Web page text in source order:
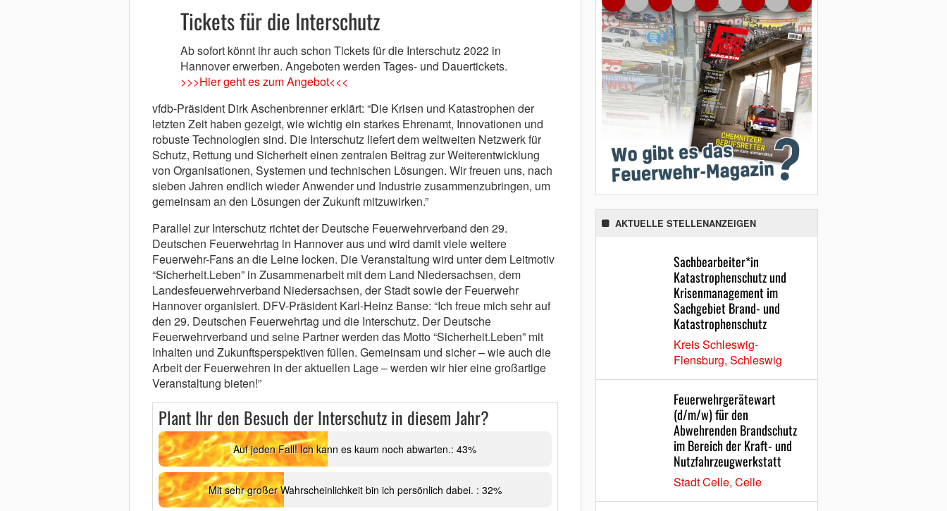
Tickets für die Interschutz
Ab sofort könnt ihr auch schon Tickets für die Interschutz 2022 in
Hannover erwerben. Angeboten werden Tages- und Dauertickets.
>>>Hier geht es zum Angebot<<<
vfdb-Präsident Dirk Aschenbrenner erklärt: “Die Krisen und Katastrophen der
letzten Zeit haben gezeigt, wie wichtig ein starkes Ehrenamt, Innovationen und
robuste Technologien sind. Die Interschutz liefert dem weltweiten Netzwerk für
Schutz, Rettung und Sicherheit einen zentralen Beitrag zur Weiterentwicklung
von Organisationen, Systemen und technischen Lösungen. Wir freuen uns, nach
sieben Jahren endlich wieder Anwender und Industrie zusammenzubringen, um
gemeinsam an den Lösungen der Zukunft mitzuwirken.”
Parallel zur Interschutz richtet der Deutsche Feuerwehrverband den 29.
Deutschen Feuerwehrtag in Hannover aus und wird damit viele weitere
Feuerwehr-Fans an die Leine locken. Die Veranstaltung wird unter dem Leitmotiv
“Sicherheit.Leben” in Zusammenarbeit mit dem Land Niedersachsen, dem
Landesfeuerwehrverband Niedersachsen, der Stadt sowie der Feuerwehr
Hannover organisiert. DFV-Präsident Karl-Heinz Banse: “Ich freue mich sehr auf
den 29. Deutschen Feuerwehrtag und die Interschutz. Der Deutsche
Feuerwehrverband und seine Partner werden das Motto “Sicherheit.Leben” mit
Inhalten und Zukunftsperspektiven füllen. Gemeinsam und sicher – wie auch die
Arbeit der Feuerwehren in der aktuellen Lage – werden wir hier eine großartige
Veranstaltung bieten!”
Plant Ihr den Besuch der Interschutz in diesem Jahr?
Auf jeden Fall! Ich kann es kaum noch abwarten.: 43%
Mit sehr großer Wahrscheinlichkeit bin ich persönlich dabei. : 32%
AKTUELLE STELLENANZEIGEN
Sachbearbeiter*in
Katastrophenschutz und
Krisenmanagement im
Sachgebiet Brand- und
Katastrophenschutz
Kreis Schleswig-
Flensburg, Schleswig
Feuerwehrgerätewart
(d/m/w) für den
Abwehrenden Brandschutz
im Bereich der Kraft- und
Nutzfahrzeugwerkstatt
Stadt Celle, Celle